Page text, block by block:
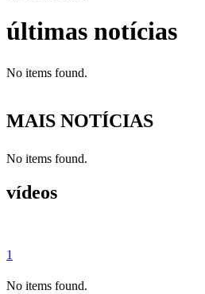
últimas notícias
No items found.
MAIS NOTÍCIAS
No items found.
vídeos
1
No items found.